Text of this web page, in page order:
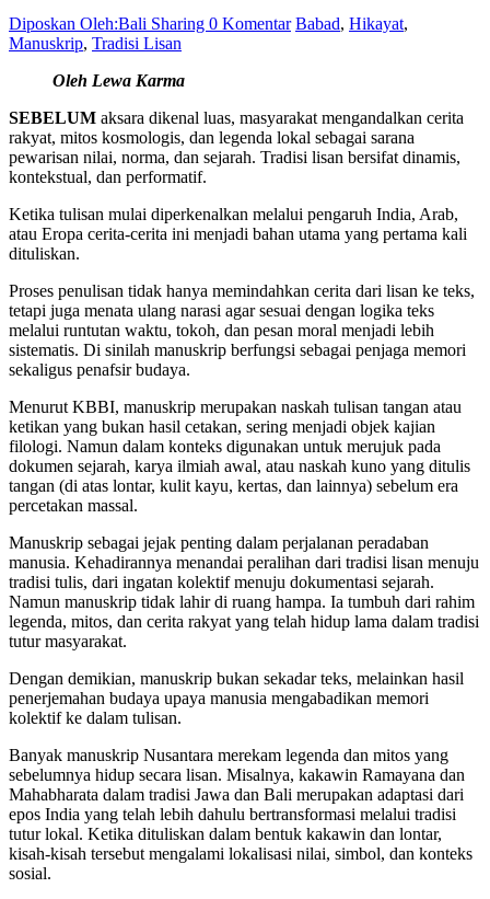
Diposkan Oleh:Bali Sharing 0 Komentar Babad, Hikayat,
Manuskrip, Tradisi Lisan
Oleh Lewa Karma
SEBELUM aksara dikenal luas, masyarakat mengandalkan cerita
rakyat, mitos kosmologis, dan legenda lokal sebagai sarana
pewarisan nilai, norma, dan sejarah. Tradisi lisan bersifat dinamis,
kontekstual, dan performatif.
Ketika tulisan mulai diperkenalkan melalui pengaruh India, Arab,
atau Eropa cerita-cerita ini menjadi bahan utama yang pertama kali
dituliskan.
Proses penulisan tidak hanya memindahkan cerita dari lisan ke teks,
tetapi juga menata ulang narasi agar sesuai dengan logika teks
melalui runtutan waktu, tokoh, dan pesan moral menjadi lebih
sistematis. Di sinilah manuskrip berfungsi sebagai penjaga memori
sekaligus penafsir budaya.
Menurut KBBI, manuskrip merupakan naskah tulisan tangan atau
ketikan yang bukan hasil cetakan, sering menjadi objek kajian
filologi. Namun dalam konteks digunakan untuk merujuk pada
dokumen sejarah, karya ilmiah awal, atau naskah kuno yang ditulis
tangan (di atas lontar, kulit kayu, kertas, dan lainnya) sebelum era
percetakan massal.
Manuskrip sebagai jejak penting dalam perjalanan peradaban
manusia. Kehadirannya menandai peralihan dari tradisi lisan menuju
tradisi tulis, dari ingatan kolektif menuju dokumentasi sejarah.
Namun manuskrip tidak lahir di ruang hampa. Ia tumbuh dari rahim
legenda, mitos, dan cerita rakyat yang telah hidup lama dalam tradisi
tutur masyarakat.
Dengan demikian, manuskrip bukan sekadar teks, melainkan hasil
penerjemahan budaya upaya manusia mengabadikan memori
kolektif ke dalam tulisan.
Banyak manuskrip Nusantara merekam legenda dan mitos yang
sebelumnya hidup secara lisan. Misalnya, kakawin Ramayana dan
Mahabharata dalam tradisi Jawa dan Bali merupakan adaptasi dari
epos India yang telah lebih dahulu bertransformasi melalui tradisi
tutur lokal. Ketika dituliskan dalam bentuk kakawin dan lontar,
kisah-kisah tersebut mengalami lokalisasi nilai, simbol, dan konteks
sosial.